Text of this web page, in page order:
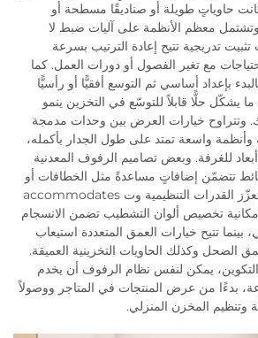
حاوياتٍ طويلة أو صناديقًا مسطحة أو
وتشتمل معظم الأنظمة على آليات ضبط لا
تدريجية تتيح إعادة الترتيب بسرعة
مع تغير الفصول أو دورات العمل. كما
بإعداد أساسي ثم التوسع أفقيًّا أو رأسيًّا
يشكّل حلًّا قابلاً للتوسّع في التخزين ينمو
وتتراوح خيارات العرض بين وحدات مدمجة
واسعة تمتد على طول الجدار بأكمله،
للغرفة. وبعض تصاميم الرفوف المعدنية
تتضمّن إضافاتٍ مساعدةً مثل الخطافات أو
السلال أو الفواصل التي تعزّز القدرات التنظيمية وت accommodates
تخصيص ألوان التشطيب تضمن الانسجام
بينما تتيح خيارات العمق المتعددة استيعاب
الضحل وكذلك الحاويات التخزينية العميقة.
يمكن لنفس نظام الرفوف أن يخدم
بدءًا من عرض المنتجات في المتاجر ووصولاً
وتنظيم المخزن المنزلي.